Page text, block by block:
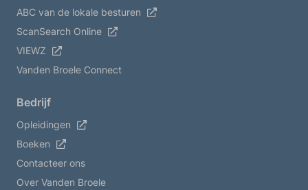
ABC van de lokale besturen
ScanSearch Online
VIEWZ
Vanden Broele Connect
Bedrijf
Opleidingen
Boeken
Contacteer ons
Over Vanden Broele